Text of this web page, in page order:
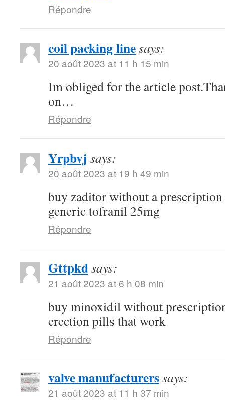
Répondre
coil packing linesays:
20 août 2023 at 11 h 15 min
Im obliged for the article
on…
Répondre
Yrpbvj says:
20 août 2023 at 19 h 49 min
buy zaditor without a prescription
generic tofranil 25mg
Répondre
Gttpkdsays:
21 août 2023 at 6 h 08 min
buy minoxidil without
erection pills that work
Répondre
valve manufacturerssays:
21 août 2023 at 11 h 37 min